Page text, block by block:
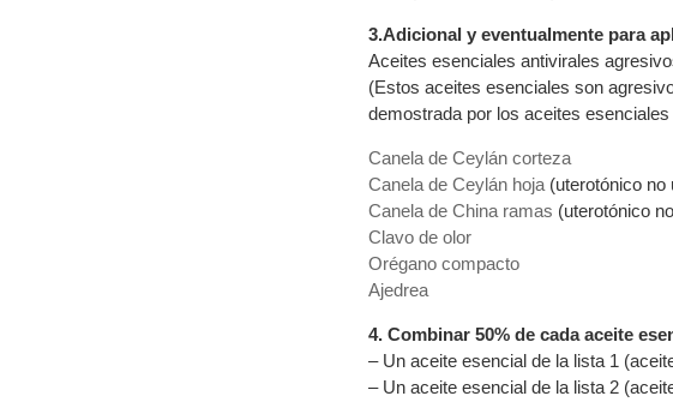
3.Adicional y eventualmente para
Aceites esenciales antivirales
(Estos aceites esenciales son
demostrada por los aceites
Canela de Ceylán corteza
Canela de Ceylán hoja(uterotónico no
Canela de China ramas (uterotónico
Clavo de olor
Orégano compacto
Ajedrea
4. Combinar 50% de cada aceite
– Un aceite esencial de la lista 1
– Un aceite esencial de la lista 2